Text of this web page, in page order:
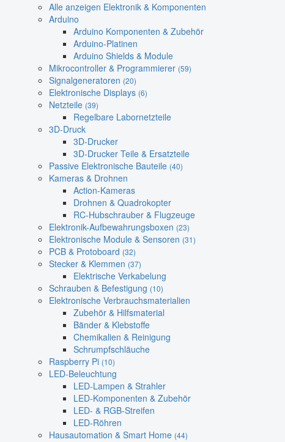
Alle anzeigen Elektronik & Komponenten
Arduino
Arduino Komponenten & Zubehör
Arduino-Platinen
Arduino Shields & Module
Mikrocontroller & Programmierer (59)
Signalgeneratoren (20)
Elektronische Displays (6)
Netzteile (39)
Regelbare Labornetzteile
3D-Druck
3D-Drucker
3D-Drucker Teile & Ersatzteile
Passive Elektronische Bauteile (40)
Kameras & Drohnen
Action-Kameras
Drohnen & Quadrokopter
RC-Hubschrauber & Flugzeuge
Elektronik-Aufbewahrungsboxen (23)
Elektronische Module & Sensoren (31)
PCB & Protoboard (32)
Stecker & Klemmen (37)
Elektrische Verkabelung
Schrauben & Befestigung (10)
Elektronische Verbrauchsmaterialien
Zubehör & Hilfsmaterial
Bänder & Klebstoffe
Chemikalien & Reinigung
Schrumpfschläuche
Raspberry Pi (10)
LED-Beleuchtung
LED-Lampen & Strahler
LED-Komponenten & Zubehör
LED- & RGB-Streifen
LED-Röhren
Hausautomation & Smart Home (44)